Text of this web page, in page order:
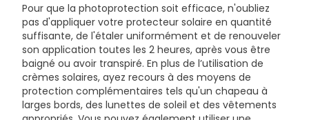
SODIUM CHLORIDE, PHENYLPROPANOL, PARFUM
(FRAGRANCE), CAPRYLYL GLYCOL, TOCOPHERYL
ACETATE, DISODIUM EDTA, MAGNESIUM ASPARTATE, ZINC
GLUCONATE, PHENOXYETHANOL, COPPER GLUCONATE,
TOCOPHEROL, LINALOOL, ALPHA-ISOMETHYL IONONE, CI
42090 (BLUE 1), GREEN 6 (CI 61565), VIOLET 2 (CI 60725).
Pour que la photoprotection soit efficace, n'oubliez
pas d'appliquer votre protecteur solaire en quantité
suffisante, de l'étaler uniformément et de renouveler
son application toutes les 2 heures, après vous être
baigné ou avoir transpiré. En plus de l’utilisation de
crèmes solaires, ayez recours à des moyens de
protection complémentaires tels qu'un chapeau à
larges bords, des lunettes de soleil et des vêtements